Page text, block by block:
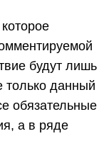
будут лишь
только данный
обязательные
а в ряде